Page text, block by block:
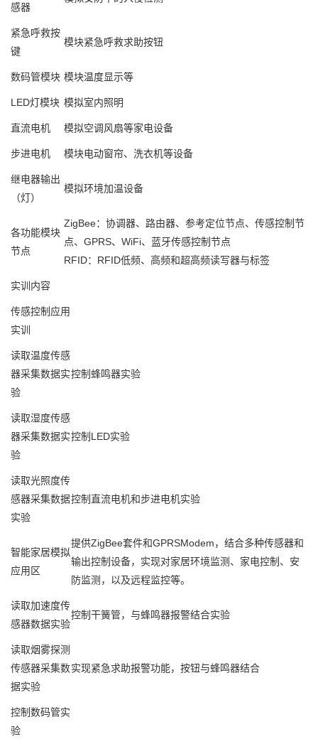
感器
紧急呼救按
键
模块紧急呼救求助按钮
数码管模块 模块温度显示等
LED灯模块 模拟室内照明
直流电机 模拟空调风扇等家电设备
步进电机 模块电动窗帘、洗衣机等设备
继电器输出
（灯）
模拟环境加温设备
各功能模块
节点
ZigBee：协调器、路由器、参考定位节点、传感控制节
点、GPRS、WiFi、蓝牙传感控制节点
RFID：RFID低频、高频和超高频读写器与标签
实训内容
传感控制应用
实训
读取温度传感
器采集数据实
验
控制蜂鸣器实验
读取湿度传感
器采集数据实
验
控制LED实验
读取光照度传
感器采集数据
实验
控制直流电机和步进电机实验
智能家居模拟
应用区
提供ZigBee套件和GPRSModem，结合多种传感器和
输出控制设备，实现对家居环境监测、家电控制、安
防监测，以及远程监控等。
读取加速度传
感器数据实验
控制干簧管，与蜂鸣器报警结合实验
读取烟雾探测
传感器采集数
据实验
实现紧急求助报警功能，按钮与蜂鸣器结合
控制数码管实
验